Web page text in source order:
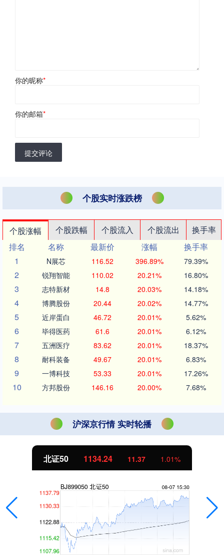
你的昵称*
你的邮箱*
提交评论
个股实时涨跌榜
个股涨幅 个股跌幅 个股流入 个股流出
换手率
排名
名称 最新价 涨幅
换手率
1
N展芯 116.52 396.89% 79.39%
2 锐翔智能 110.02 20.21% 16.80%
3 志特新材 14.8 20.03% 14.18%
4 博腾股份 20.44 20.02% 14.77%
5 近岸蛋白 46.72 20.01% 5.62%
6 毕得医药 61.6 20.01% 6.12%
7 五洲医疗 83.62 20.01% 18.37%
8 耐科装备 49.67 20.01% 6.83%
9 一博科技 53.33 20.01% 17.26%
10 方邦股份 146.16 20.00% 7.68%
沪深京行情 实时轮播
北证50 1134.24 11.37 1.01%